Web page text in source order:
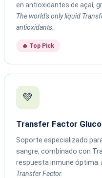
en antioxidantes de açaí,
The world's only liquid
antioxidants.
🔥 Top Pick
💚
Transfer Factor
Soporte especializado
sangre, combinado con
respuesta inmune óptima.
Transfer Factor.